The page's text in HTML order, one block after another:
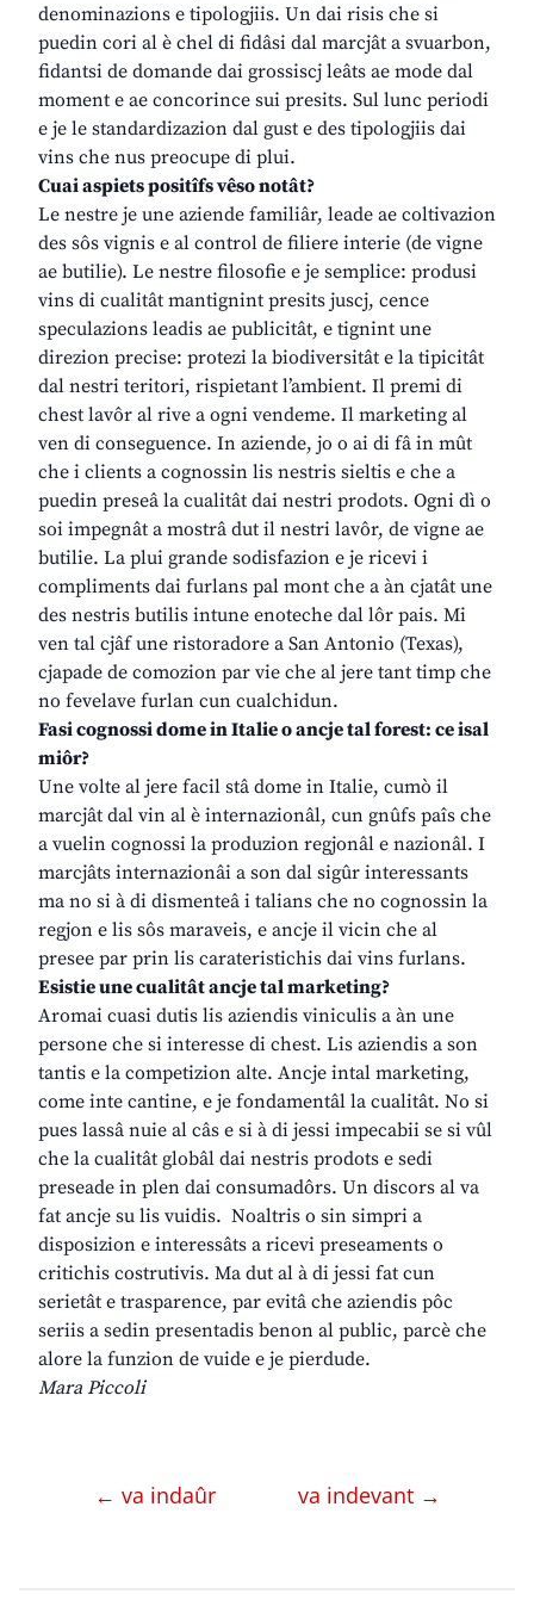
denominazions e tipologjiis. Un dai risis che si
puedin cori al è chel di fidâsi dal marcjât a svuarbon,
fidantsi de domande dai grossiscj leâts ae mode dal
moment e ae concorince sui presits. Sul lunc periodi
e je le standardizazion dal gust e des tipologjiis dai
vins che nus preocupe di plui.
Cuai aspiets positîfs vêso notât?
Le nestre je une aziende familiâr, leade ae coltivazion
des sôs vignis e al control de filiere interie (de vigne
ae butilie). Le nestre filosofie e je semplice: produsi
vins di cualitât mantignint presits juscj, cence
speculazions leadis ae publicitât, e tignint une
direzion precise: protezi la biodiversitât e la tipicitât
dal nestri teritori, rispietant l’ambient. Il premi di
chest lavôr al rive a ogni vendeme. Il marketing al
ven di conseguence. In aziende, jo o ai di fâ in mût
che i clients a cognossin lis nestris sieltis e che a
puedin preseâ la cualitât dai nestri prodots. Ogni dì o
soi impegnât a mostrâ dut il nestri lavôr, de vigne ae
butilie. La plui grande sodisfazion e je ricevi i
compliments dai furlans pal mont che a àn cjatât une
des nestris butilis intune enoteche dal lôr pais. Mi
ven tal cjâf une ristoradore a San Antonio (Texas),
cjapade de comozion par vie che al jere tant timp che
no fevelave furlan cun cualchidun.
Fasi cognossi dome in Italie o ancje tal forest: ce isal
miôr?
Une volte al jere facil stâ dome in Italie, cumò il
marcjât dal vin al è internazionâl, cun gnûfs paîs che
a vuelin cognossi la produzion regjonâl e nazionâl. I
marcjâts internazionâi a son dal sigûr interessants
ma no si à di dismenteâ i talians che no cognossin la
regjon e lis sôs maraveis, e ancje il vicin che al
presee par prin lis carateristichis dai vins furlans.
Esistie une cualitât ancje tal marketing?
Aromai cuasi dutis lis aziendis viniculis a àn une
persone che si interesse di chest. Lis aziendis a son
tantis e la competizion alte. Ancje intal marketing,
come inte cantine, e je fondamentâl la cualitât. No si
pues lassâ nuie al câs e si à di jessi impecabii se si vûl
che la cualitât globâl dai nestris prodots e sedi
preseade in plen dai consumadôrs. Un discors al va
fat ancje su lis vuidis. Noaltris o sin simpri a
disposizion e interessâts a ricevi preseaments o
critichis costrutivis. Ma dut al à di jessi fat cun
serietât e trasparence, par evitâ che aziendis pôc
seriis a sedin presentadis benon al public, parcè che
alore la funzion de vuide e je pierdude.
Mara Piccoli
← va indaûr va indevant →